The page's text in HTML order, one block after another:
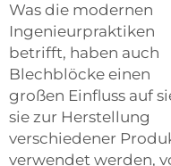
Was die modernen
Ingenieurpraktiken
betrifft, haben auch
Blechblöcke einen
großen Einfluss auf
sie zur Herstellung
verschiedener
verwendet werden,